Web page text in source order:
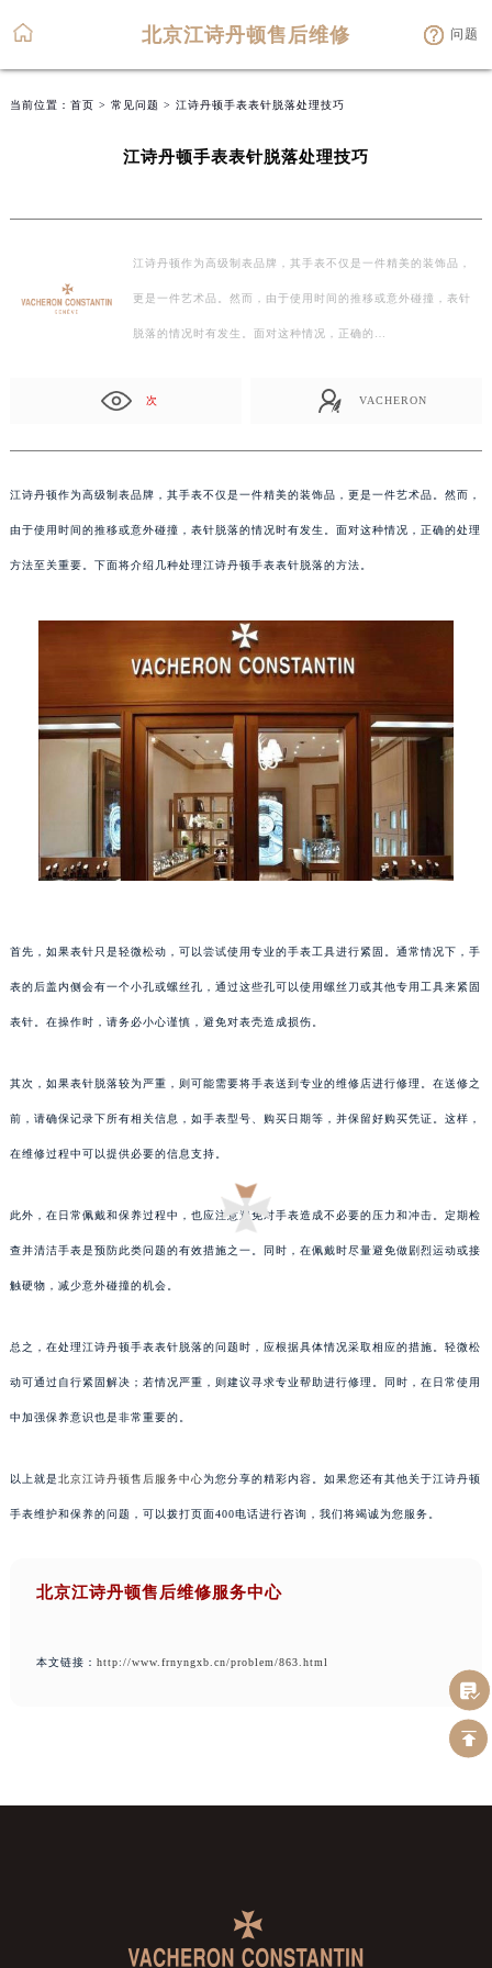
北京江诗丹顿售后维修 问题
当前位置： 首页 > 常见问题 > 江诗丹顿手表表针脱落处理技巧
江诗丹顿手表表针脱落处理技巧
江诗丹顿作为高级制表品牌，其手表不仅是一件精美的装饰品，
更是一件艺术品。然而，由于使用时间的推移或意外碰撞，表针
脱落的情况时有发生。面对这种情况，正确的…
次 VACHERON
江诗丹顿作为高级制表品牌，其手表不仅是一件精美的装饰品，更是一件艺术品。然而，
由于使用时间的推移或意外碰撞，表针脱落的情况时有发生。面对这种情况，正确的处理
方法至关重要。下面将介绍几种处理江诗丹顿手表表针脱落的方法。
首先，如果表针只是轻微松动，可以尝试使用专业的手表工具进行紧固。通常情况下，手
表的后盖内侧会有一个小孔或螺丝孔，通过这些孔可以使用螺丝刀或其他专用工具来紧固
表针。在操作时，请务必小心谨慎，避免对表壳造成损伤。
其次，如果表针脱落较为严重，则可能需要将手表送到专业的维修店进行修理。在送修之
前，请确保记录下所有相关信息，如手表型号、购买日期等，并保留好购买凭证。这样，
在维修过程中可以提供必要的信息支持。
此外，在日常佩戴和保养过程中，也应注意避免对手表造成不必要的压力和冲击。定期检
查并清洁手表是预防此类问题的有效措施之一。同时，在佩戴时尽量避免做剧烈运动或接
触硬物，减少意外碰撞的机会。
总之，在处理江诗丹顿手表表针脱落的问题时，应根据具体情况采取相应的措施。轻微松
动可通过自行紧固解决；若情况严重，则建议寻求专业帮助进行修理。同时，在日常使用
中加强保养意识也是非常重要的。
以上就是北京江诗丹顿售后服务中心为您分享的精彩内容。如果您还有其他关于江诗丹顿
手表维护和保养的问题，可以拨打页面400电话进行咨询，我们将竭诚为您服务。
北京江诗丹顿售后维修服务中心
本文链接： http://www.frnyngxb.cn/problem/863.html